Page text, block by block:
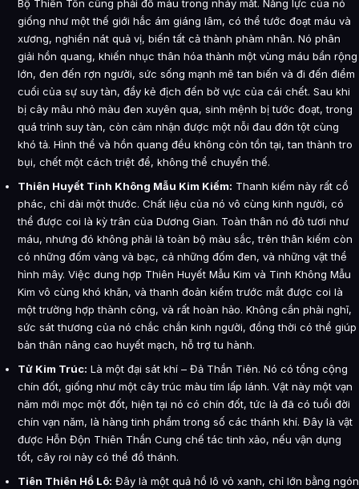
Bộ Thiên Tôn cũng phải đổ máu trong nháy mắt. Năng lực của nó
giống như một thế giới hắc ám giáng lâm, có thể tước đoạt máu và
xương, nghiền nát quả vị, biến tất cả thành phàm nhân. Nó phân
giải hồn quang, khiến nhục thân hóa thành một vùng máu bẩn rộng
lớn, đen đến rợn người, sức sống mạnh mẽ tan biến và đi đến điểm
cuối của sự suy tàn, đẩy kẻ địch đến bờ vực của cái chết. Sau khi
bị cây mâu nhỏ màu đen xuyên qua, sinh mệnh bị tước đoạt, trong
quá trình suy tàn, còn cảm nhận được một nỗi đau đớn tột cùng
khó tả. Hình thể và hồn quang đều không còn tồn tại, tan thành tro
bụi, chết một cách triệt để, không thể chuyển thế.
Thiên Huyết Tinh Không Mẫu Kim Kiếm: Thanh kiếm này rất cổ
phác, chỉ dài một thước. Chất liệu của nó vô cùng kinh người, có
thể được coi là kỳ trân của Dương Gian. Toàn thân nó đỏ tươi như
máu, nhưng đó không phải là toàn bộ màu sắc, trên thân kiếm còn
có những đốm vàng và bạc, cả những đốm đen, và những vật thể
hình mây. Việc dung hợp Thiên Huyết Mẫu Kim và Tinh Không Mẫu
Kim vô cùng khó khăn, và thanh đoản kiếm trước mắt được coi là
một trường hợp thành công, và rất hoàn hảo. Không cần phải nghĩ,
sức sát thương của nó chắc chắn kinh người, đồng thời có thể giúp
bản thân nâng cao huyết mạch, hỗ trợ tu hành.
Tử Kim Trúc: Là một đại sát khí – Đả Thần Tiên. Nó có tổng cộng
chín đốt, giống như một cây trúc màu tím lấp lánh. Vật này một vạn
năm mới mọc một đốt, hiện tại nó có chín đốt, tức là đã có tuổi đời
chín vạn năm, là hàng tinh phẩm trong số các thánh khí. Đây là vật
được Hỗn Độn Thiên Thần Cung chế tác tinh xảo, nếu vận dụng
tốt, cây roi này có thể đồ thánh.
Tiên Thiên Hồ Lô: Đây là một quả hồ lô vỏ xanh, chỉ lớn bằng ngón